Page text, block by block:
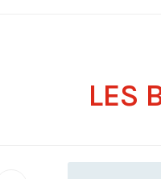
LES